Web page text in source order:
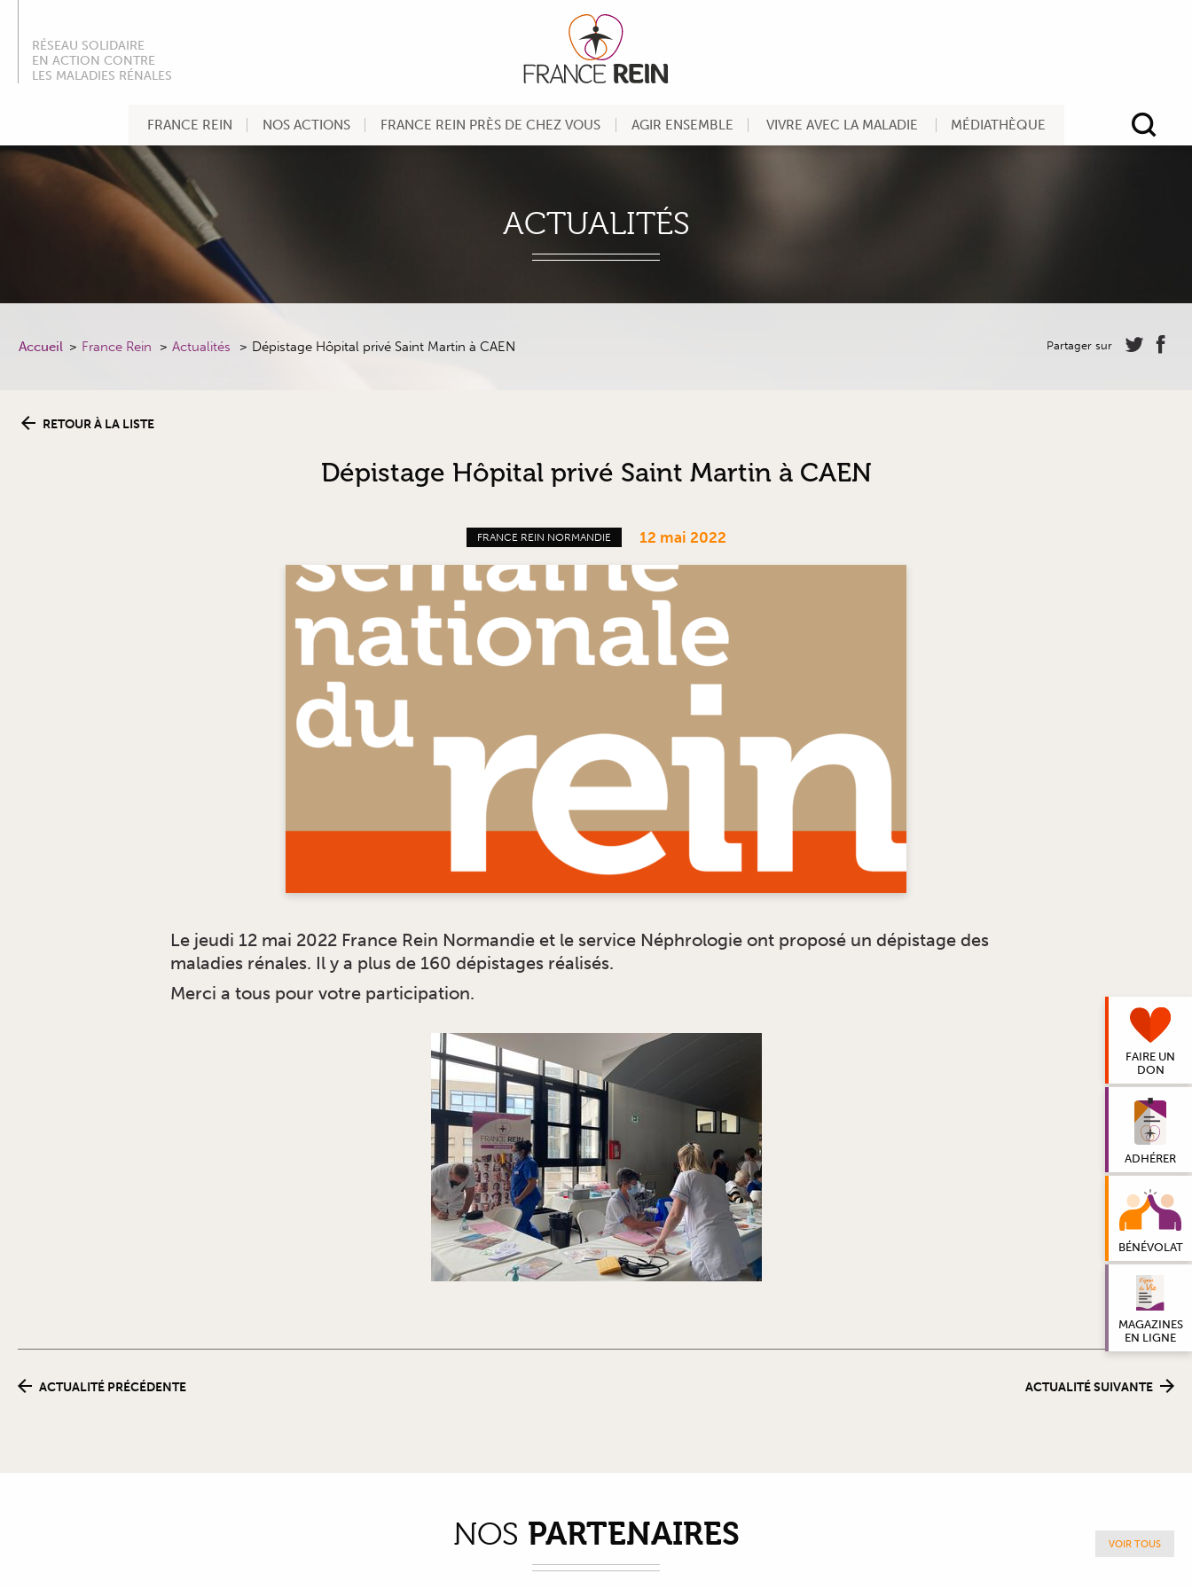
RÉSEAU SOLIDAIRE
EN ACTION CONTRE
LES MALADIES RÉNALES
FRANCE REIN NOS ACTIONS FRANCE REIN PRÈS DE CHEZ VOUS AGIR ENSEMBLE VIVRE AVEC LA MALADIE MÉDIATHÈQUE
FAIRE UN
DON
ADHÉRER
BÉNÉVOLAT
MAGAZINES
EN LIGNE
ACTUALITÉS
Accueil France Rein Actualités Dépistage Hôpital privé Saint Martin à CAEN Partager sur
RETOUR À LA LISTE
Dépistage Hôpital privé Saint Martin à CAEN
FRANCE REIN NORMANDIE 12 mai 2022
Le jeudi 12 mai 2022 France Rein Normandie et le service Néphrologie ont proposé un dépistage des
maladies rénales. Il y a plus de 160 dépistages réalisés.
Merci a tous pour votre participation.
ACTUALITÉ PRÉCÉDENTE ACTUALITÉ SUIVANTE
NOS PARTENAIRES VOIR TOUS